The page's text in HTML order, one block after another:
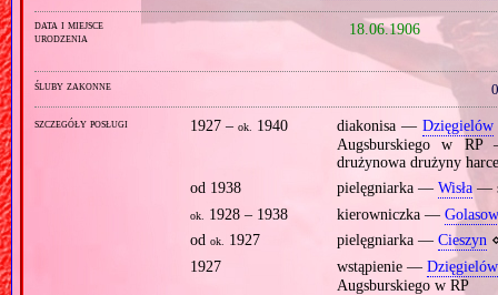
data i miejsce
urodzenia
18.06.1906
śluby zakonne
szczegóły posługi 1927 –ok. 1940 diakonisa — Dzięgielów
Augsburskiego w RP
drużynowa drużyny
od 1938
pielęgniarka — Wisła—
ok. 1928 – 1938 kierowniczka —
odok. 1927 pielęgniarka — Cieszyn⋄
1927
wstąpienie —Dzięgielów
Augsburskiego w RP